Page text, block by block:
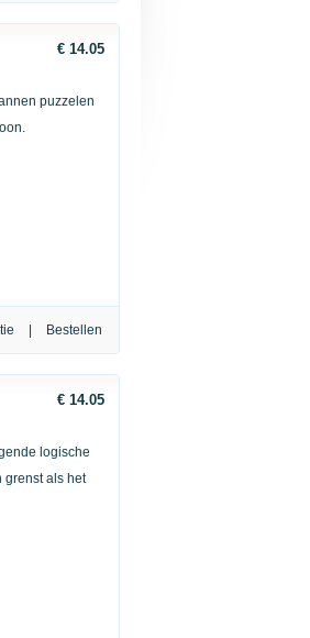
€ 14.05
puzzelen
€ 14.05
logische
grenst als het